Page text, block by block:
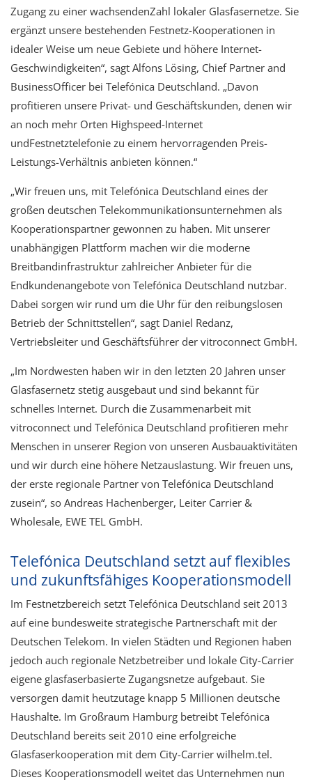
Zugang zu einer wachsendenZahl lokaler Glasfasernetze. Sie
ergänzt unsere bestehenden Festnetz-Kooperationen in
idealer Weise um neue Gebiete und höhere Internet-
Geschwindigkeiten“, sagt Alfons Lösing, Chief Partner and
BusinessOfficer bei Telefónica Deutschland. „Davon
profitieren unsere Privat- und Geschäftskunden, denen wir
an noch mehr Orten Highspeed-Internet
undFestnetztelefonie zu einem hervorragenden Preis-
Leistungs-Verhältnis anbieten können.“
„Wir freuen uns, mit Telefónica Deutschland eines der
großen deutschen Telekommunikationsunternehmen als
Kooperationspartner gewonnen zu haben. Mit unserer
unabhängigen Plattform machen wir die moderne
Breitbandinfrastruktur zahlreicher Anbieter für die
Endkundenangebote von Telefónica Deutschland nutzbar.
Dabei sorgen wir rund um die Uhr für den reibungslosen
Betrieb der Schnittstellen“, sagt Daniel Redanz,
Vertriebsleiter und Geschäftsführer der vitroconnect GmbH.
„Im Nordwesten haben wir in den letzten 20 Jahren unser
Glasfasernetz stetig ausgebaut und sind bekannt für
schnelles Internet. Durch die Zusammenarbeit mit
vitroconnect und Telefónica Deutschland profitieren mehr
Menschen in unserer Region von unseren Ausbauaktivitäten
und wir durch eine höhere Netzauslastung. Wir freuen uns,
der erste regionale Partner von Telefónica Deutschland
zusein“, so Andreas Hachenberger, Leiter Carrier &
Wholesale, EWE TEL GmbH.
Telefónica Deutschland setzt auf flexibles
und zukunftsfähiges Kooperationsmodell
Im Festnetzbereich setzt Telefónica Deutschland seit 2013
auf eine bundesweite strategische Partnerschaft mit der
Deutschen Telekom. In vielen Städten und Regionen haben
jedoch auch regionale Netzbetreiber und lokale City-Carrier
eigene glasfaserbasierte Zugangsnetze aufgebaut. Sie
versorgen damit heutzutage knapp 5 Millionen deutsche
Haushalte. Im Großraum Hamburg betreibt Telefónica
Deutschland bereits seit 2010 eine erfolgreiche
Glasfaserkooperation mit dem City-Carrier wilhelm.tel.
Dieses Kooperationsmodell weitet das Unternehmen nun